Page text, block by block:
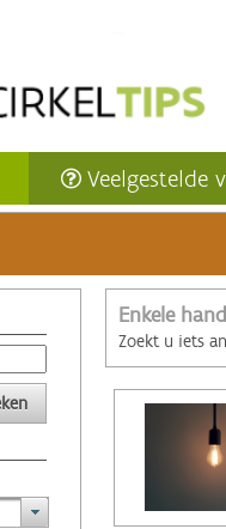
Veelgestelde
Enkele
Zoekt u iets